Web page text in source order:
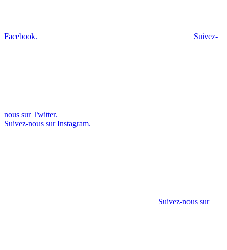
Facebook. Suivez-
nous sur Twitter.
Suivez-nous sur Instagram.
Suivez-nous sur